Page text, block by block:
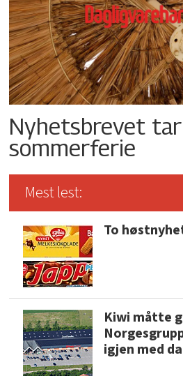
Nyhetsbrevet tar
sommerferie
Mest lest:
To
Kiwi måtte
igjen med